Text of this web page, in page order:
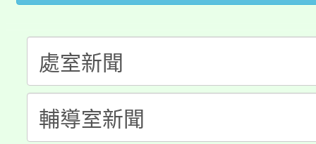
者。
份教師研習
淨零綠生活教案入校路
會
115年食農教育專業人
程